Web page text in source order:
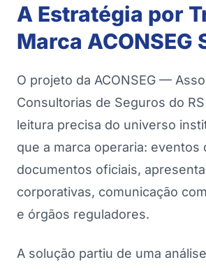
A Estratégia por
Marca ACONSEG
O projeto da ACONSEG —
Consultorias de Seguros do
leitura precisa do universo
que a marca operaria: eventos
documentos oficiais,
corporativas, comunicação
e órgãos reguladores.
A solução partiu de uma